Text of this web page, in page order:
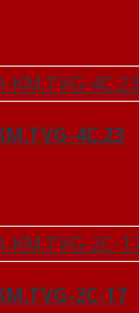
4C.23
2C-17